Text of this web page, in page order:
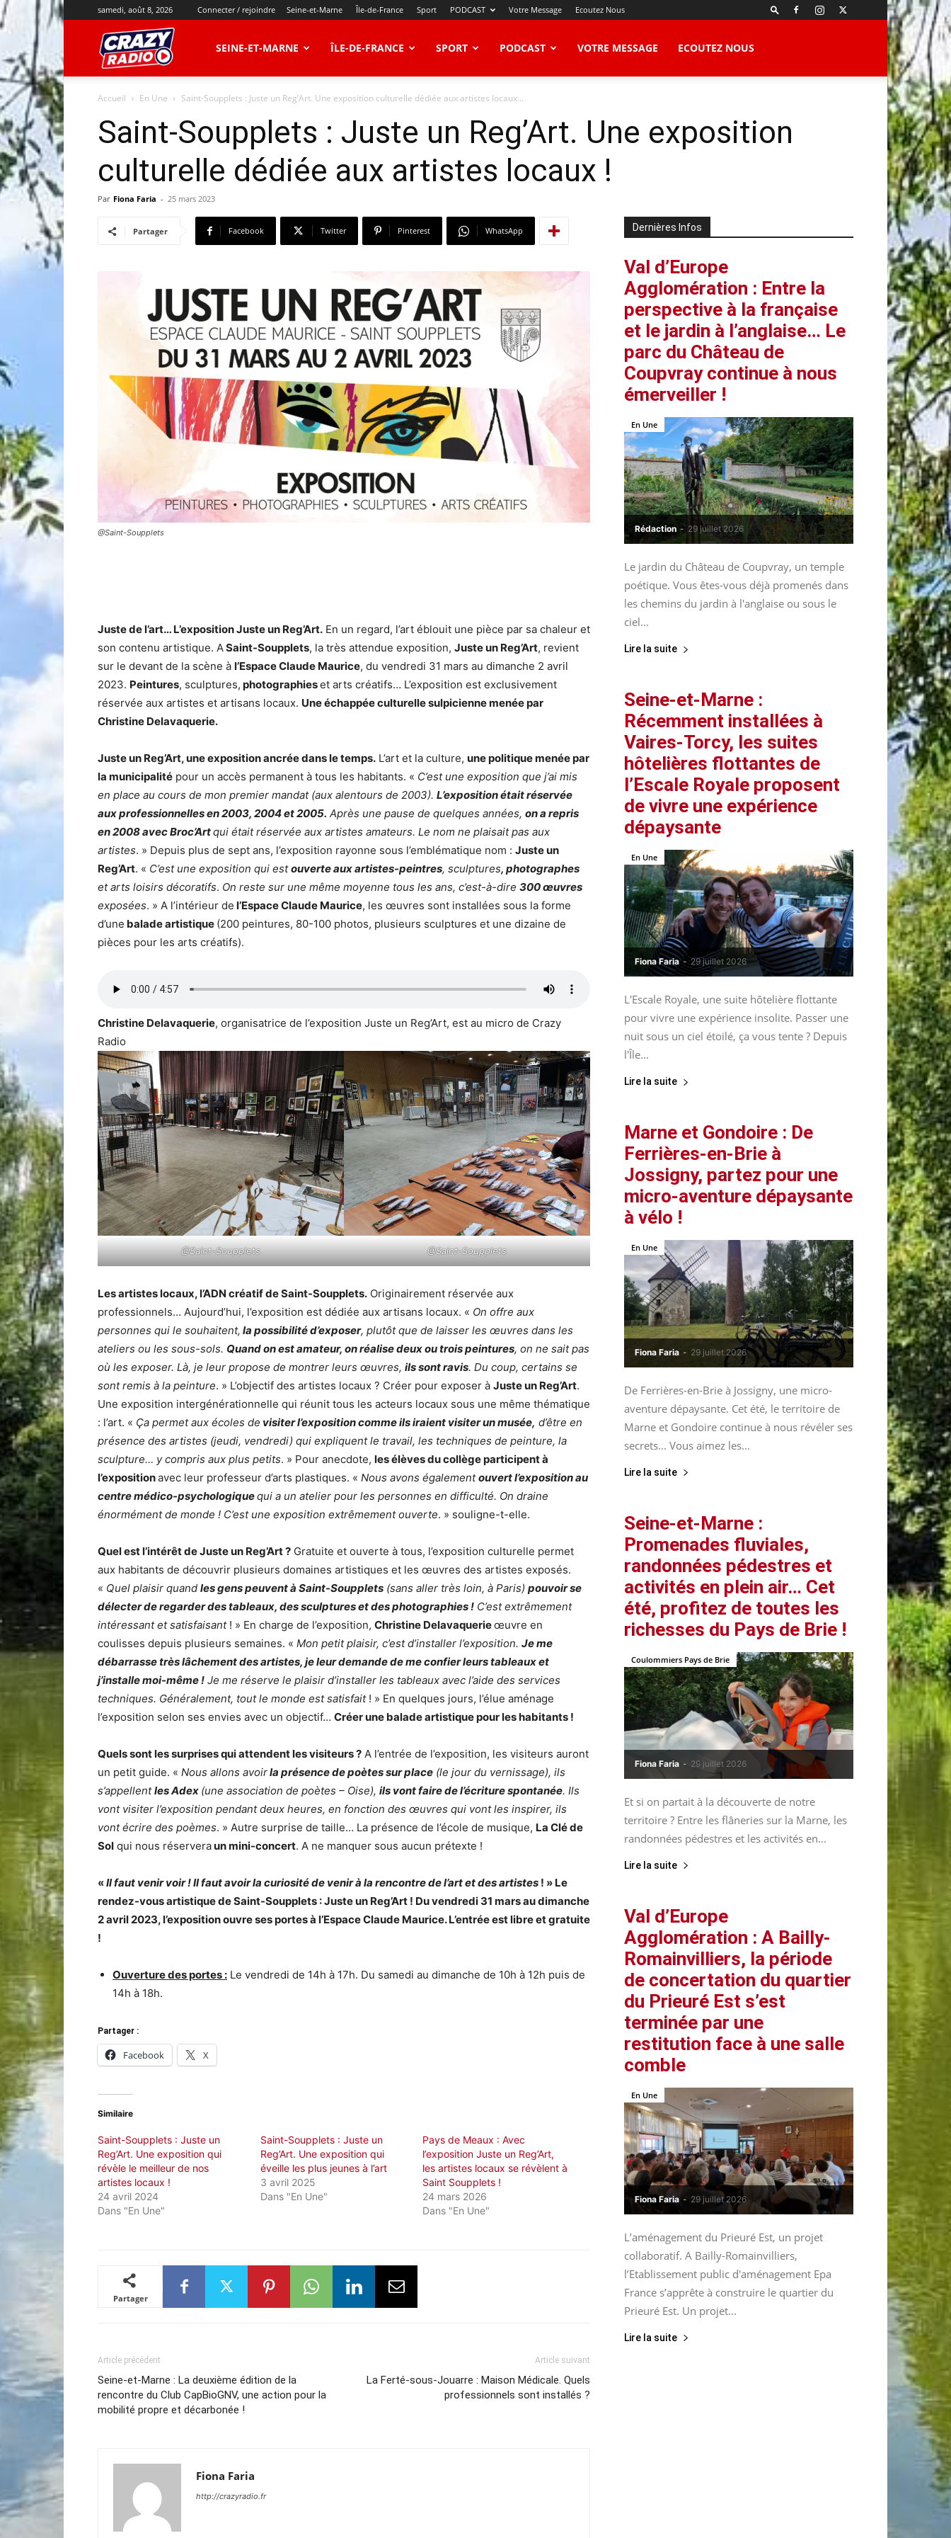
samedi, août 8, 2026 Connecter / rejoindre Seine-et-Marne Île-de-France Sport PODCAST Votre Message Ecoutez Nous
RADIO
SEINE-ET-MARNE ÎLE-DE-FRANCE SPORT PODCAST VOTRE MESSAGE ECOUTEZ NOUS
Accueil En Une Saint-Soupplets : Juste un Reg’Art. Une exposition culturelle dédiée aux artistes locaux...
Saint-Soupplets : Juste un Reg’Art. Une exposition
culturelle dédiée aux artistes locaux !
Par Fiona Faria - 25 mars 2023
Partager Facebook Twitter Pinterest WhatsApp
@Saint-Soupplets
Juste de l’art… L’exposition Juste un Reg’Art. En un regard, l’art éblouit une pièce par sa chaleur et
son contenu artistique. ASaint-Soupplets, la très attendue exposition, Juste un Reg’Art, revient
sur le devant de la scène à l’Espace Claude Maurice, du vendredi 31 mars au dimanche 2 avril
2023. Peintures, sculptures, photographieset arts créatifs… L’exposition est exclusivement
réservée aux artistes et artisans locaux. Une échappée culturelle sulpicienne menée par
Christine Delavaquerie.
Juste un Reg’Art, une exposition ancrée dans le temps. L’art et la culture, une politique menée par
la municipalité pour un accès permanent à tous les habitants. « C’est une exposition que j’ai mis
en place au cours de mon premier mandat (aux alentours de 2003). L’exposition était réservée
aux professionnelles en 2003, 2004 et 2005. Après une pause de quelques années, on a repris
en 2008 avec Broc’Artqui était réservée aux artistes amateurs. Le nom ne plaisait pas aux
artistes. » Depuis plus de sept ans, l’exposition rayonne sous l’emblématique nom : Juste un
Reg’Art. « C’est une exposition qui estouverte aux artistes-peintres, sculptures, photographes
et arts loisirs décoratifs. On reste sur une même moyenne tous les ans, c’est-à-dire 300 œuvres
exposées. » A l’intérieur de l’Espace Claude Maurice, les œuvres sont installées sous la forme
d’une balade artistique (200 peintures, 80-100 photos, plusieurs sculptures et une dizaine de
pièces pour les arts créatifs).
Christine Delavaquerie, organisatrice de l’exposition Juste un Reg’Art, est au micro de Crazy
Radio
@Saint-Soupplets @Saint-Soupplets
Les artistes locaux, l’ADN créatif de Saint-Soupplets. Originairement réservée aux
professionnels… Aujourd’hui, l’exposition est dédiée aux artisans locaux. « On offre aux
personnes qui le souhaitent, la possibilité d’exposer, plutôt que de laisser les œuvres dans les
ateliers ou les sous-sols. Quand on est amateur, on réalise deux ou trois peintures, on ne sait pas
où les exposer. Là, je leur propose de montrer leurs œuvres, ils sont ravis. Du coup, certains se
sont remis à la peinture. » L’objectif des artistes locaux ? Créer pour exposer à Juste un Reg’Art.
Une exposition intergénérationnelle qui réunit tous les acteurs locaux sous une même thématique
: l’art. « Ça permet aux écoles de visiter l’exposition comme ils iraient visiter un musée, d’être en
présence des artistes (jeudi, vendredi) qui expliquent le travail, les techniques de peinture, la
sculpture… y compris aux plus petits. » Pour anecdote, les élèves du collège participent à
l’expositionavec leur professeur d’arts plastiques. « Nous avons égalementouvert l’exposition au
centre médico-psychologiquequi a un atelier pour les personnes en difficulté. On draine
énormément de monde ! C’est une exposition extrêmement ouverte. » souligne-t-elle.
Quel est l’intérêt de Juste un Reg’Art ? Gratuite et ouverte à tous, l’exposition culturelle permet
aux habitants de découvrir plusieurs domaines artistiques et les œuvres des artistes exposés.
« Quel plaisir quand les gens peuvent à Saint-Soupplets (sans aller très loin, à Paris) pouvoir se
délecter de regarder des tableaux, des sculptures et des photographies ! C’est extrêmement
intéressant et satisfaisant ! » En charge de l’exposition, Christine Delavaquerieœuvre en
coulisses depuis plusieurs semaines. « Mon petit plaisir, c’est d’installer l’exposition. Je me
débarrasse très lâchement des artistes, je leur demande de me confier leurs tableaux et
j’installe moi-même ! Je me réserve le plaisir d’installer les tableaux avec l’aide des services
techniques. Généralement, tout le monde est satisfait ! » En quelques jours, l’élue aménage
l’exposition selon ses envies avec un objectif… Créer une balade artistique pour les habitants !
Quels sont les surprises qui attendent les visiteurs ? A l’entrée de l’exposition, les visiteurs auront
un petit guide. « Nous allons avoirla présence de poètes sur place (le jour du vernissage), ils
s’appellentles Adex (une association de poètes – Oise), ils vont faire de l’écriture spontanée. Ils
vont visiter l’exposition pendant deux heures, en fonction des œuvres qui vont les inspirer, ils
vont écrire des poèmes. » Autre surprise de taille… La présence de l’école de musique, La Clé de
Sol qui nous réserveraun mini-concert. A ne manquer sous aucun prétexte !
«Il faut venir voir ! Il faut avoir la curiosité de venir à la rencontre de l’art et des artistes ! » Le
rendez-vous artistique de Saint-Soupplets : Juste un Reg’Art ! Du vendredi 31 mars au dimanche
2 avril 2023, l’exposition ouvre ses portes à l’Espace Claude Maurice. L’entrée est libre et gratuite
!
Ouverture des portes : Le vendredi de 14h à 17h. Du samedi au dimanche de 10h à 12h puis de
14h à 18h.
Partager :
Facebook X
Similaire
Saint-Soupplets : Juste un
Reg’Art. Une exposition qui
révèle le meilleur de nos
artistes locaux !
24 avril 2024
Dans "En Une"
Saint-Soupplets : Juste un
Reg’Art. Une exposition qui
éveille les plus jeunes à l’art
3 avril 2025
Dans "En Une"
Pays de Meaux : Avec
l’exposition Juste un Reg’Art,
les artistes locaux se révèlent à
Saint Soupplets !
24 mars 2026
Dans "En Une"
Partager
Article précédent
Seine-et-Marne : La deuxième édition de la
rencontre du Club CapBioGNV, une action pour la
mobilité propre et décarbonée !
Article suivant
La Ferté-sous-Jouarre : Maison Médicale. Quels
professionnels sont installés ?
Fiona Faria
http://crazyradio.fr
Dernières Infos
Val d’Europe
Agglomération : Entre la
perspective à la française
et le jardin à l’anglaise… Le
parc du Château de
Coupvray continue à nous
émerveiller !
Rédaction - 29 juillet 2026
En Une
Le jardin du Château de Coupvray, un temple
poétique. Vous êtes-vous déjà promenés dans
les chemins du jardin à l'anglaise ou sous le
ciel...
Lire la suite
Seine-et-Marne :
Récemment installées à
Vaires-Torcy, les suites
hôtelières flottantes de
l’Escale Royale proposent
de vivre une expérience
dépaysante
Fiona Faria - 29 juillet 2026
En Une
L'Escale Royale, une suite hôtelière flottante
pour vivre une expérience insolite. Passer une
nuit sous un ciel étoilé, ça vous tente ? Depuis
l'Île...
Lire la suite
Marne et Gondoire : De
Ferrières-en-Brie à
Jossigny, partez pour une
micro-aventure dépaysante
à vélo !
Fiona Faria - 29 juillet 2026
En Une
De Ferrières-en-Brie à Jossigny, une micro-
aventure dépaysante. Cet été, le territoire de
Marne et Gondoire continue à nous révéler ses
secrets... Vous aimez les...
Lire la suite
Seine-et-Marne :
Promenades fluviales,
randonnées pédestres et
activités en plein air… Cet
été, profitez de toutes les
richesses du Pays de Brie !
Fiona Faria - 29 juillet 2026
Coulommiers Pays de Brie
Et si on partait à la découverte de notre
territoire ? Entre les flâneries sur la Marne, les
randonnées pédestres et les activités en...
Lire la suite
Val d’Europe
Agglomération : A Bailly-
Romainvilliers, la période
de concertation du quartier
du Prieuré Est s’est
terminée par une
restitution face à une salle
comble
Fiona Faria - 29 juillet 2026
En Une
L’aménagement du Prieuré Est, un projet
collaboratif. A Bailly-Romainvilliers,
l’Etablissement public d'aménagement Epa
France s’apprête à construire le quartier du
Prieuré Est. Un projet...
Lire la suite